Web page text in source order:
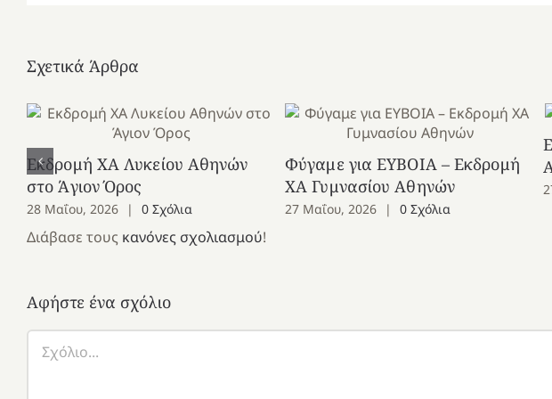
Σχετικά Άρθρα
Εκδρομή ΧΑ Λυκείου Αθηνών
στο Άγιον Όρος
28 Μαΐου, 2026 | 0 Σχόλια
Φύγαμε για ΕΥΒΟΙΑ – Εκδρομή
ΧΑ Γυμνασίου Αθηνών
27 Μαΐου, 2026 | 0 Σχόλια
Διάβασε τους κανόνες σχολιασμού!
Αφήστε ένα σχόλιο